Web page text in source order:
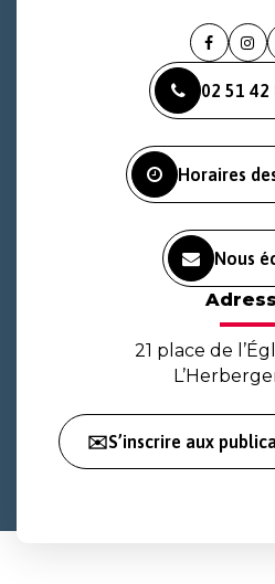
Lien
le
compte
le
02 51 42
Horaires
Nous
21 place de
✉️S’inscrire aux